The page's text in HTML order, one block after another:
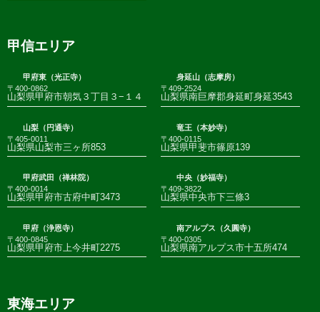
甲信エリア
甲府東（光正寺）
〒400-0862
山梨県甲府市朝気３丁目３−１４
身延山（志摩房）
〒409-2524
山梨県南巨摩郡身延町身延3543
山梨（円通寺）
〒405-0011
山梨県山梨市三ヶ所853
竜王（本妙寺）
〒400-0115
山梨県甲斐市篠原139
甲府武田（禅林院）
〒400-0014
山梨県甲府市古府中町3473
中央（妙福寺）
〒409-3822
山梨県中央市下三條3
甲府（浄恩寺）
〒400-0845
山梨県甲府市上今井町2275
南アルプス（久圓寺）
〒400-0305
山梨県南アルプス市十五所474
東海エリア